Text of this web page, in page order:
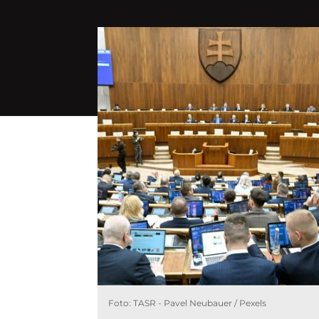
Foto: TASR - Pavel Neubauer / Pexels